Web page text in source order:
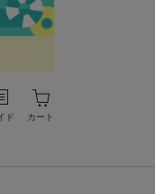
ド カート